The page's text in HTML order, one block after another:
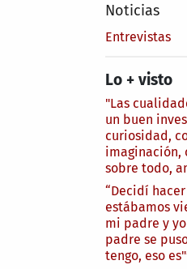
Noticias
Entrevistas
Lo + visto
"Las
un buen
curiosidad,
imaginación,
sobre todo,
“Decidí
estábamos
mi padre y
padre se
tengo, eso